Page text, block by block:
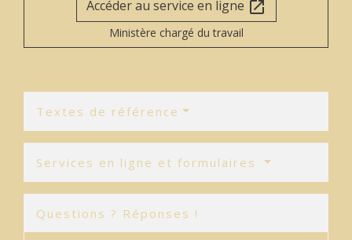
Accéder au service en ligne open_in_new
Ministère chargé du travail
Textes de référence
Services en ligne et formulaires
Questions ? Réponses !